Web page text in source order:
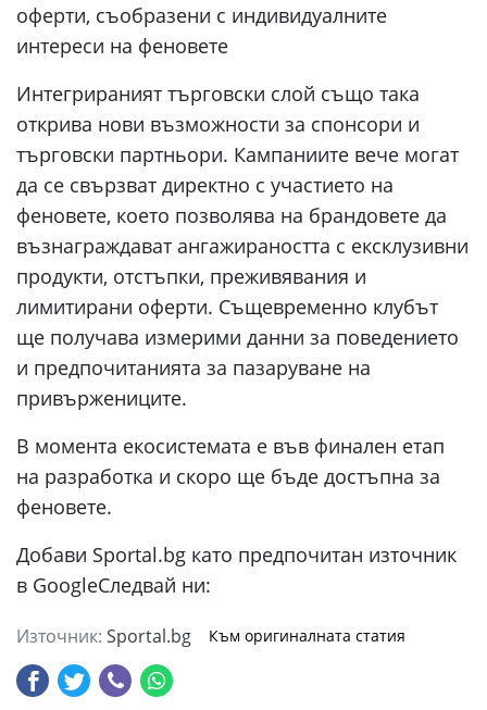
оферти, съобразени с индивидуалните
интереси на феновете
Интегрираният търговски слой също така
открива нови възможности за спонсори и
търговски партньори. Кампаниите вече могат
да се свързват директно с участието на
феновете, което позволява на брандовете да
възнаграждават ангажираността с ексклузивни
продукти, отстъпки, преживявания и
лимитирани оферти. Същевременно клубът
ще получава измерими данни за поведението
и предпочитанията за пазаруване на
привържениците.
В момента екосистемата е във финален етап
на разработка и скоро ще бъде достъпна за
феновете.
Добави Sportal.bg като предпочитан източник
в GoogleСледвай ни:
Източник: Sportal.bg Към оригиналната статия